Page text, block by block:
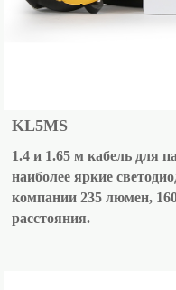
KL5MS
1.4 и 1.65 м кабель для
наиболее яркие
компании 235 люмен,
расстояния.